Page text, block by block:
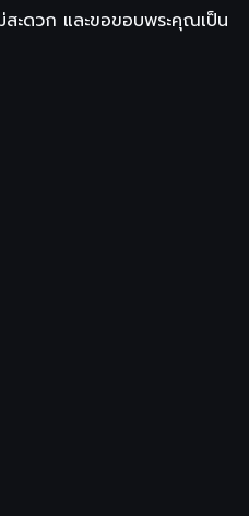
ะดวก และขอขอบพระคุณเป็น